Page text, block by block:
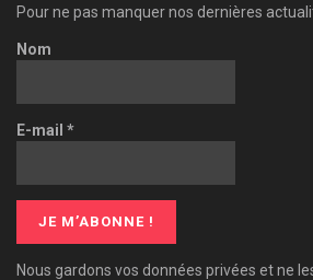
Pour ne pas manquer nos dernières
Nom
E-mail *
Nous gardons vos données privées et ne